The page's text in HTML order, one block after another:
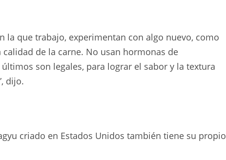
la que trabajo, experimentan con algo nuevo, como
de la carne. No usan hormonas de
son legales, para lograr el sabor y la textura
dijo.
criado en Estados Unidos también tiene su propio